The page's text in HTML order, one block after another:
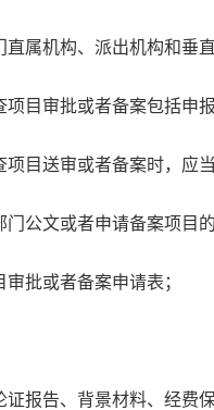
直属机构、派出机构和
目审批或者备案包括申
目送审或者备案时，应
门公文或者申请备案项
审批或者备案申请表；
证报告、背景材料、经